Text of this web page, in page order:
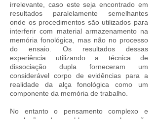
irrelevante, caso este seja encontrado em
resultados paralelamente semelhantes
onde os procedimentos são utilizados para
interferir com material armazenamento na
memória fonológica, mas não no processo
do ensaio. Os resultados dessas
experiência utilizando a técnica de
dissociação dupla forneceram um
considerável corpo de evidências para a
realidade da alça fonológica como um
componente da memória de trabalho.
No entanto o pensamento complexo e